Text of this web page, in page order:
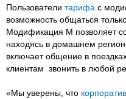
Пользователи тарифа с
возможность общаться
Модификация M позволяет
находясь в домашнем
включает общение в
клиентам звонить в любой
«Мы уверены, что